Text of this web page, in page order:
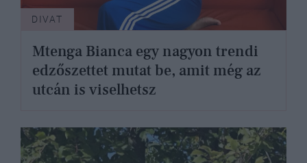
DIVAT
Mtenga Bianca egy nagyon trendi
edzőszettet mutat be, amit még az
utcán is viselhetsz